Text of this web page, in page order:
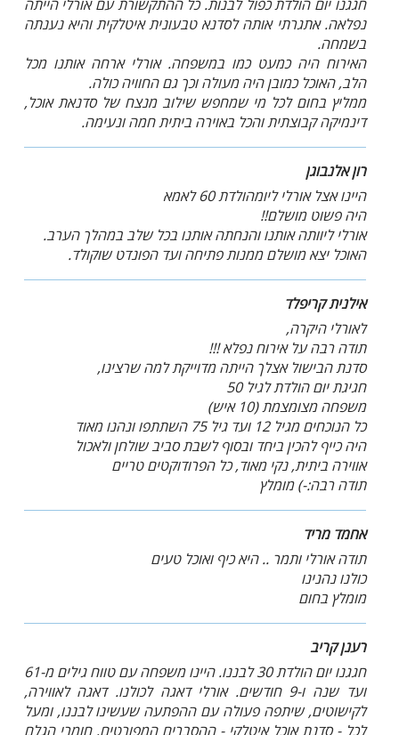
חגגנו יום הולדת כפול לבנות. כל ההתקשורת עם אורלי הייתה
נפלאה. אתגרתי אותה לסדנא טבעונית איטלקית והיא נענתה
בשמחה.
האירוח היה כמעט כמו במשפחה. אורלי ארחה אותנו מכל
הלב, האוכל כמובן היה מעולה וכך גם החוויה כולה.
ממליץ בחום לכל מי שמחפש שילוב מנצח של סדנאת אוכל,
דינמיקה קבוצתית והכל באוירה ביתית חמה ונעימה.
רון אלנבוגן
היינו אצל אורלי ליומהולדת 60 לאמא
היה פשוט מושלם!!
אורלי ליוותה אותנו והנחתה אותנו בכל שלב במהלך הערב.
האוכל יצא מושלם ממנות פתיחה ועד הפונדט שוקולד.
אילנית קריפלד
לאורלי היקרה,
תודה רבה על אירוח נפלא !!!
סדנת הבישול אצלך הייתה מדוייקת למה שרצינו,
חגיגת יום הולדת לגיל 50
משפחה מצומצמת (10 איש)
כל הנוכחים מגיל 12 ועד גיל 75 השתתפו ונהנו מאוד
היה כייף להכין ביחד ובסוף לשבת סביב שולחן ולאכול
אווירה ביתית, נקי מאוד, כל הפרודוקטים טריים
תודה רבה:-) מומלץ
אחמד מריד
תודה אורלי ותמר .. היא כיף ואוכל טעים
כולנו נהנינו
מומלץ בחום
רענן קריב
חגגנו יום הולדת 30 לבננו. היינו משפחה עם טווח גילים מ-61
ועד שנה ו-9 חודשים. אורלי דאגה לכולנו. דאגה לאווירה,
לקישוטים, שיתפה פעולה עם ההפתעה שעשינו לבננו, ומעל
לכל - סדנת אוכל איטלקי - ההסברים המפורטים, חומרי הגלם